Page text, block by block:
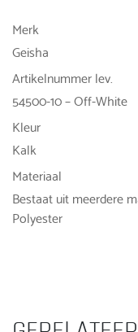
Merk
Geisha
Artikelnummer lev.
54500-10 – Off-White
Kleur
Kalk
Materiaal
Bestaat uit meerdere
Polyester